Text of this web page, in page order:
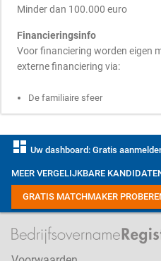
Minder dan 100.000 euro
Financieringsinfo
Voor financiering worden eigen
externe financiering via:
De familiaire sfeer
dashboard Uw dashboard: Gratis
MEER VERGELIJKBARE
GRATIS MATCHMAKER